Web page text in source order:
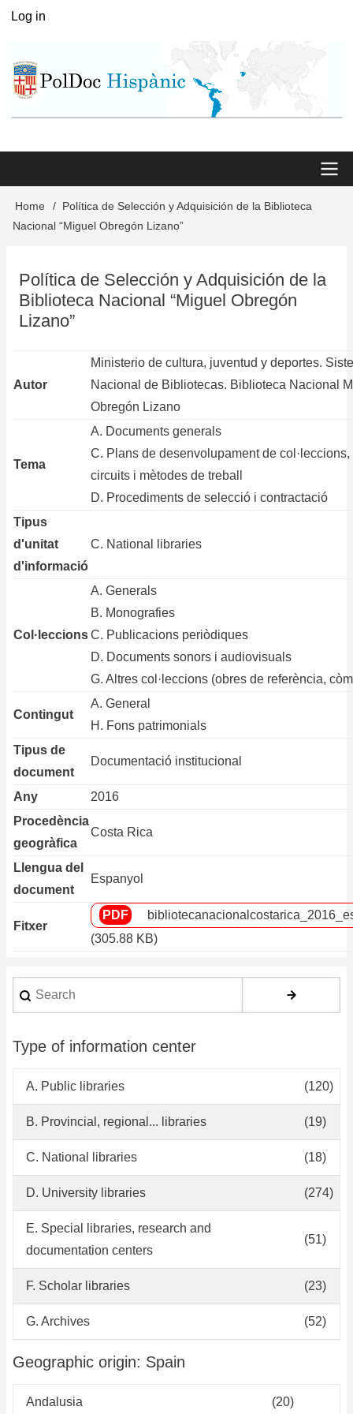
Skip
content
User
Log in
Main
Breadcrumb
Home
Política de Selección y Adquisición de la Biblioteca
Nacional “Miguel Obregón Lizano”
Política de Selección y Adquisición de la
Biblioteca Nacional “Miguel Obregón
Lizano”
Autor
Ministerio de cultura, juventud y deportes.
Nacional de Bibliotecas. Biblioteca Nacional
Obregón Lizano
Tema
A. Documents generals
C. Plans de desenvolupament de col·leccions,
circuits i mètodes de treball
D. Procediments de selecció i contractació
Tipus
d'unitat
d'informació
C. National libraries
Col·leccions
A. Generals
B. Monografies
C. Publicacions periòdiques
D. Documents sonors i audiovisuals
G. Altres col·leccions (obres de referència,
Contingut
A. General
H. Fons patrimonials
Tipus de
document
Documentació institucional
Any
2016
Procedència
geogràfica
Costa Rica
Llengua del
document
Espanyol
Fitxer
(305.88 KB)
Search
Type of information center
A. Public libraries (120)
B. Provincial, regional... libraries (19)
C. National libraries (18)
D. University libraries (274)
E. Special libraries, research and
documentation centers
(51)
F. Scholar libraries (23)
G. Archives (52)
Geographic origin: Spain
Andalusia (20)